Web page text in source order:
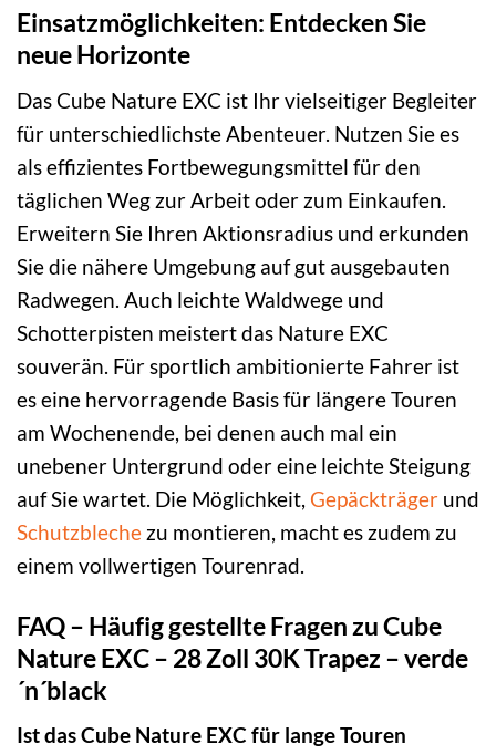
Einsatzmöglichkeiten: Entdecken Sie
neue Horizonte
Das Cube Nature EXC ist Ihr vielseitiger Begleiter
für unterschiedlichste Abenteuer. Nutzen Sie es
als effizientes Fortbewegungsmittel für den
täglichen Weg zur Arbeit oder zum Einkaufen.
Erweitern Sie Ihren Aktionsradius und erkunden
Sie die nähere Umgebung auf gut ausgebauten
Radwegen. Auch leichte Waldwege und
Schotterpisten meistert das Nature EXC
souverän. Für sportlich ambitionierte Fahrer ist
es eine hervorragende Basis für längere Touren
am Wochenende, bei denen auch mal ein
unebener Untergrund oder eine leichte Steigung
auf Sie wartet. Die Möglichkeit, Gepäckträger und
Schutzbleche zu montieren, macht es zudem zu
einem vollwertigen Tourenrad.
FAQ – Häufig gestellte Fragen zu Cube
Nature EXC – 28 Zoll 30K Trapez – verde
´n´black
Ist das Cube Nature EXC für lange Touren